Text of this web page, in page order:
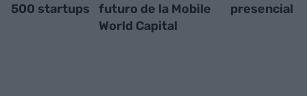
500 startups
futuro de la Mobile
World Capital
presencial